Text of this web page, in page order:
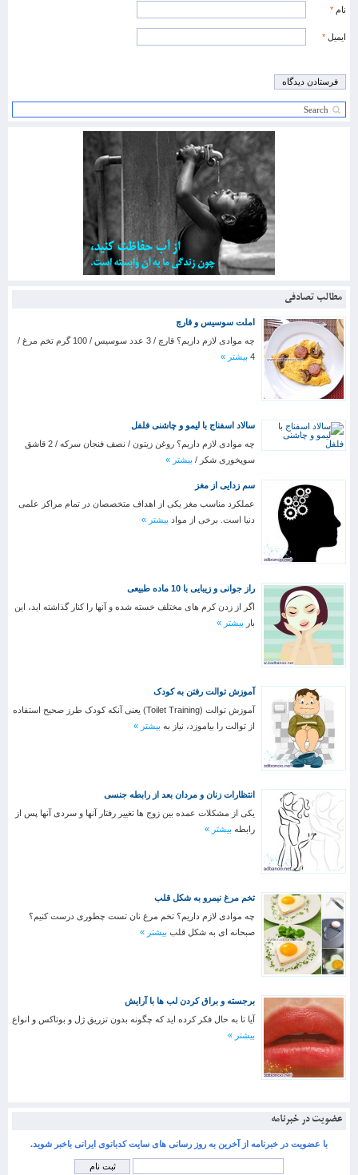
نام *
ایمیل *
مطالب تصادفی
املت سوسیس و قارچ
چه موادی لازم داریم؟ قارچ / 3 عدد سوسیس / 100 گرم تخم مرغ /
4 بیشتر »
سالاد اسفناج با لیمو و چاشنی فلفل
چه موادی لازم داریم؟ روغن زیتون / نصف فنجان سرکه / 2 قاشق
سوپخوری شکر / بیشتر »
سم زدایی از مغز
عملکرد مناسب مغز یکی از اهداف متخصصان در تمام مراکز علمی
دنیا است. برخی از مواد بیشتر »
راز جوانی و زیبایی با 10 ماده طبیعی
اگر از زدن کرم های مختلف خسته شده و آنها را کنار گذاشته اید، این
بار بیشتر »
آموزش توالت رفتن به کودک
آموزش توالت (Toilet Training) یعنی آنکه کودک طرز صحیح استفاده
از توالت را بیاموزد، نیاز به بیشتر »
انتظارات زنان و مردان بعد از رابطه جنسی
یکی از مشکلات عمده بین زوج ها تغییر رفتار آنها و سردی آنها پس از
رابطه بیشتر »
تخم مرغ نیمرو به شکل قلب
چه موادی لازم داریم؟ تخم مرغ نان تست چطوری درست کنیم؟
صبحانه ای به شکل قلب بیشتر »
برجسته و براق کردن لب ها با آرایش
آیا تا به حال فکر کرده اید که چگونه بدون تزریق ژل و بوتاکس و انواع
بیشتر »
عضویت در خبرنامه
با عضویت در خبرنامه از آخرین به روز رسانی های سایت کدبانوی ایرانی باخبر شوید.